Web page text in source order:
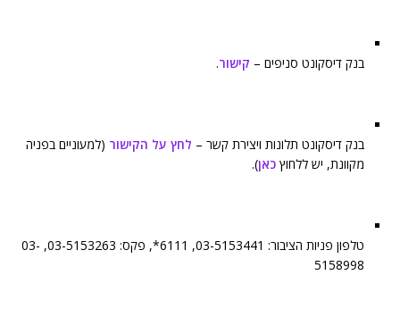
בנק דיסקונט סניפים – קישור.
בנק דיסקונט תלונות ויצירת קשר – לחץ על הקישור (למעוניים בפניה
מקוונת, יש ללחוץ כאן).
טלפון פניות הציבור: 03-5153441, 6111*, פקס: 03-5153263, 03-
5158998